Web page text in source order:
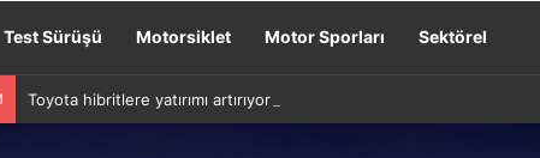
Test Sürüşü Motorsiklet Motor Sporları Sektörel
Toyota hibritlere yatırımı artırıyor: Yeni nesil bataryalar 2027’de geliyor